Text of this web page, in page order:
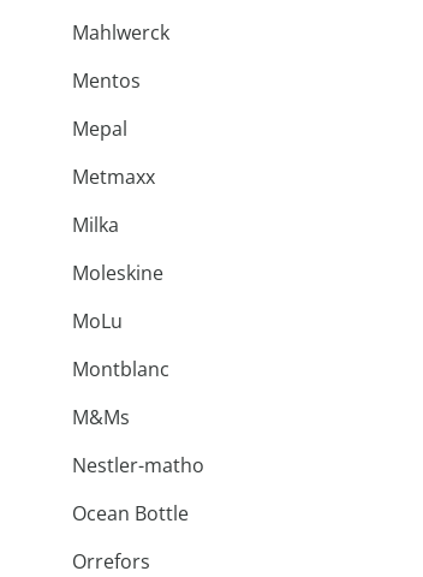
Mahlwerck
Mentos
Mepal
Metmaxx
Milka
Moleskine
MoLu
Montblanc
M&Ms
Nestler-matho
Ocean Bottle
Orrefors